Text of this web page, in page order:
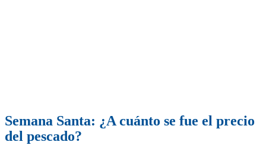
Semana Santa: ¿A cuánto se fue el precio
del pescado?